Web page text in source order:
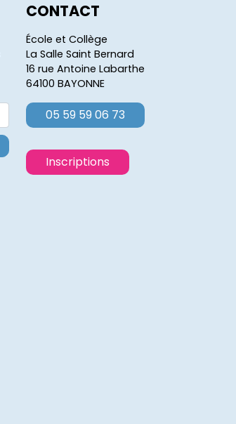
CONTACT
École et Collège
La Salle Saint Bernard
16 rue Antoine Labarthe
64100 BAYONNE
05 59 59 06 73
Inscriptions